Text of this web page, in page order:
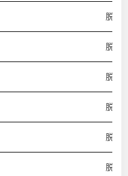
脱普
脱普
脱普
脱普
脱普
脱普